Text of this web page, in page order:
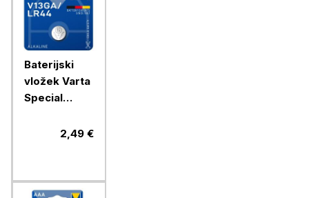
Baterijski
vložek Varta
Special
1/1 alkalni2,49 €